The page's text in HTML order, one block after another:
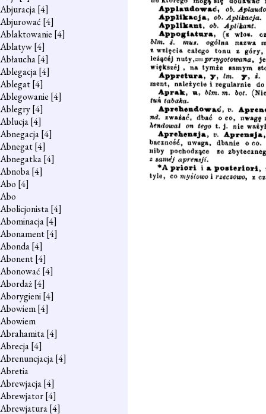
Abjuracja[4]
Abjurować [4]
Ablaktowanie [4]
Ablatyw[4]
Abłaucha[4]
Ablegacja[4]
Ablegat[4]
Ablegowanie [4]
Ablegry[4]
Ablucja[4]
Abnegacja[4]
Abnegat[4]
Abnegatka[4]
Abnoba[4]
Abo [4]
Abo
Abolicjonista[4]
Abominacja[4]
Abonament[4]
Abonda[4]
Abonent[4]
Abonować [4]
Abordaż[4]
Aborygieni[4]
Abowiem[4]
Abowiem
Abrahamita[4]
Abrecja[4]
Abrenuncjacja[4]
Abretia
Abrewjacja[4]
Abrewjator[4]
Abrewjatura[4]